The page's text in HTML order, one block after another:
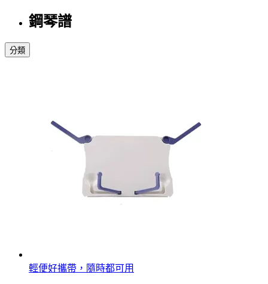
鋼琴譜
分類
輕便好攜帶，隨時都可用